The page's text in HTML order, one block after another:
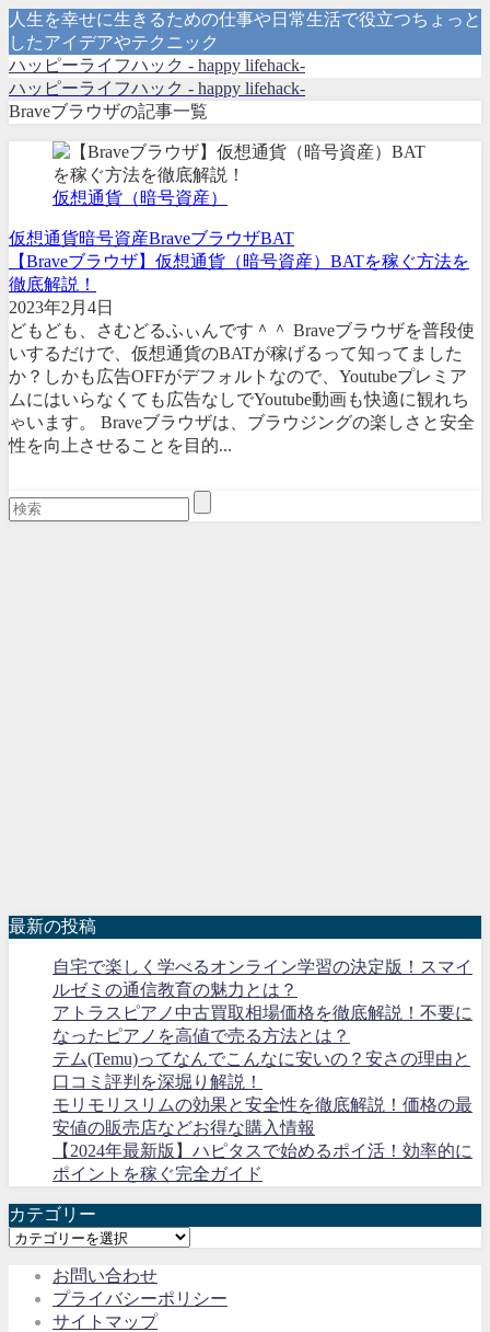
人生を幸せに生きるための仕事や日常生活で役立つちょっと
したアイデアやテクニック
ハッピーライフハック - happy lifehack-
ハッピーライフハック - happy lifehack-
Braveブラウザの記事一覧
仮想通貨（暗号資産）
仮想通貨暗号資産BraveブラウザBAT
【Braveブラウザ】仮想通貨（暗号資産）BATを稼ぐ方法を
徹底解説！
2023年2月4日
どもども、さむどるふぃんです＾＾ Braveブラウザを普段使
いするだけで、仮想通貨のBATが稼げるって知ってました
か？しかも広告OFFがデフォルトなので、Youtubeプレミア
ムにはいらなくても広告なしでYoutube動画も快適に観れち
ゃいます。 Braveブラウザは、ブラウジングの楽しさと安全
性を向上させることを目的...
最新の投稿
自宅で楽しく学べるオンライン学習の決定版！スマイ
ルゼミの通信教育の魅力とは？
アトラスピアノ中古買取相場価格を徹底解説！不要に
なったピアノを高値で売る方法とは？
テム(Temu)ってなんでこんなに安いの？安さの理由と
口コミ評判を深堀り解説！
モリモリスリムの効果と安全性を徹底解説！価格の最
安値の販売店などお得な購入情報
【2024年最新版】ハピタスで始めるポイ活！効率的に
ポイントを稼ぐ完全ガイド
カテゴリー
カ
お問い合わせ
プライバシーポリシー
サイトマップ